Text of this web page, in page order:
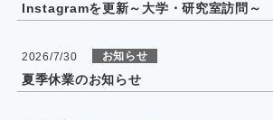
Instagramを更新～大学・研究室訪問～
2026/7/30 お知らせ
夏季休業のお知らせ